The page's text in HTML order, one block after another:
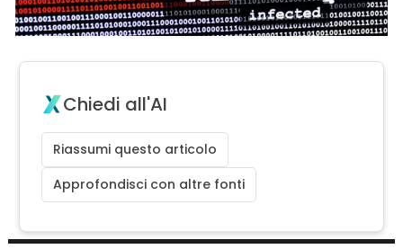
Chiedi all'AI
Riassumi questo articolo
Approfondisci con altre fonti